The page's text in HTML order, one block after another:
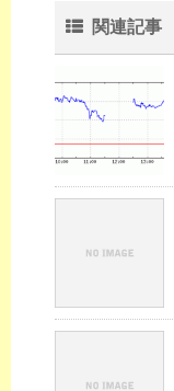
関連記事